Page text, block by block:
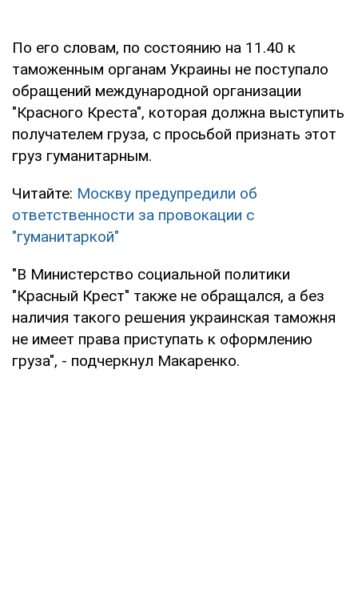
По его словам, по состоянию на 11.40 к
таможенным органам Украины не поступало
обращений международной организации
"Красного Креста", которая должна выступить
получателем груза, с просьбой признать этот
груз гуманитарным.
Читайте: Москву предупредили об
ответственности за провокации с
"гуманитаркой"
"В Министерство социальной политики
"Красный Крест" также не обращался, а без
наличия такого решения украинская таможня
не имеет права приступать к оформлению
груза", - подчеркнул Макаренко.